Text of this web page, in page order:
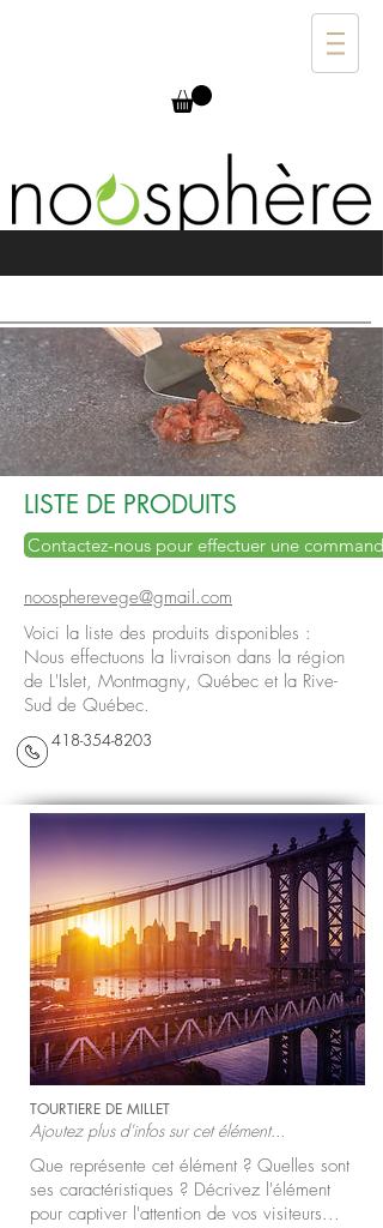
LISTE DE PRODUITS
Contactez-nous pour effectuer une commande
noospherevege@gmail.com
Voici la liste des produits disponibles :
Nous effectuons la livraison dans la région
de L'Islet, Montmagny, Québec et la Rive-
Sud de Québec.
418-354-8203
TOURTIERE DE MILLET
Ajoutez plus d'infos sur cet élément...
Que représente cet élément ? Quelles sont
ses caractéristiques ? Décrivez l'élément
pour captiver l'attention de vos visiteurs...